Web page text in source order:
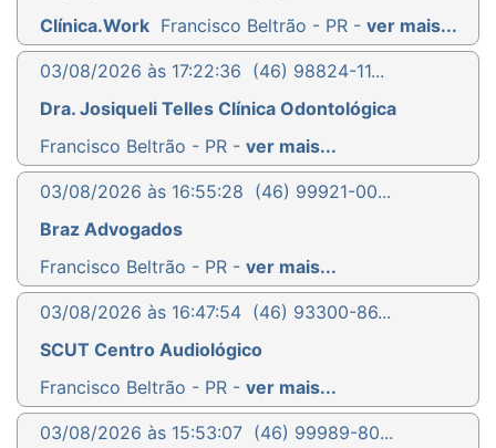
Clínica.Work Francisco Beltrão - PR - ver mais...
03/08/2026 às 17:22:36 (46) 98824-11...
Dra. Josiqueli Telles Clínica Odontológica
Francisco Beltrão - PR - ver mais...
03/08/2026 às 16:55:28 (46) 99921-00...
Braz Advogados
Francisco Beltrão - PR - ver mais...
03/08/2026 às 16:47:54 (46) 93300-86...
SCUT Centro Audiológico
Francisco Beltrão - PR - ver mais...
03/08/2026 às 15:53:07 (46) 99989-80...